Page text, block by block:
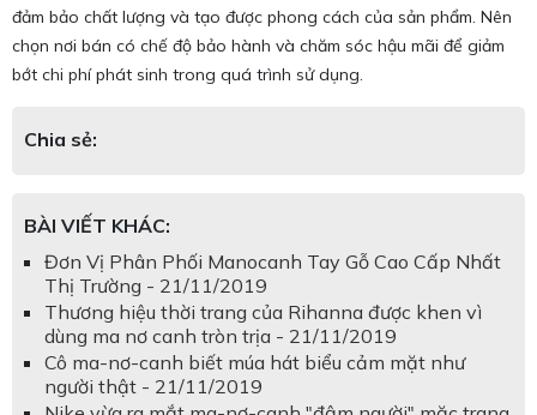
đảm bảo chất lượng và tạo được phong cách của sản phẩm. Nên
chọn nơi bán có chế độ bảo hành và chăm sóc hậu mãi để giảm
bớt chi phí phát sinh trong quá trình sử dụng.
Chia sẻ:
BÀI VIẾT KHÁC:
Đơn Vị Phân Phối Manocanh Tay Gỗ Cao Cấp Nhất
Thị Trường - 21/11/2019
Thương hiệu thời trang của Rihanna được khen vì
dùng ma nơ canh tròn trịa - 21/11/2019
Cô ma-nơ-canh biết múa hát biểu cảm mặt như
người thật - 21/11/2019